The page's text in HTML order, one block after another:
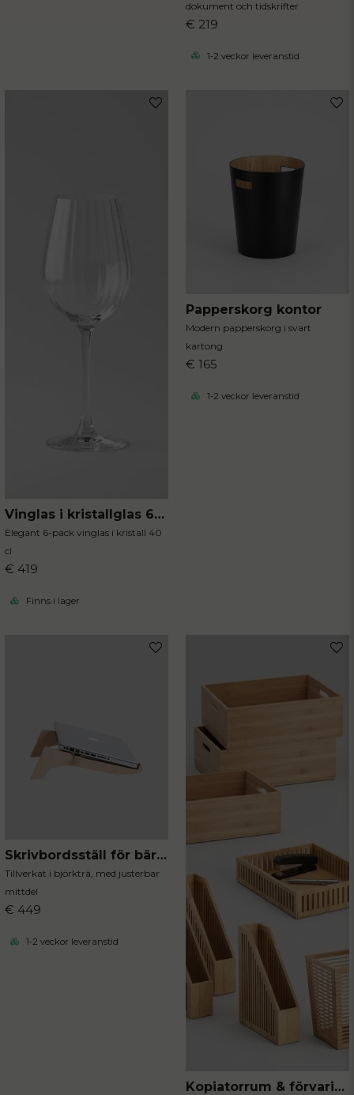
dokument och tidskrifter
€ 219
1-2 veckor leveranstid
Vinglas i kristallglas 6-pack
Elegant 6-pack vinglas i kristall 40
cl
€ 419
Finns i lager
Papperskorg kontor
Modern papperskorg i svart
kartong
€ 165
1-2 veckor leveranstid
Skrivbordsställ för bärbara datorer
Tillverkat i björkträ, med justerbar
mittdel
€ 449
1-2 veckor leveranstid
Kopiatorrum & förvaring